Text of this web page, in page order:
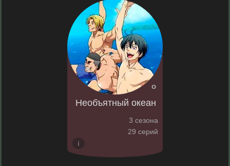
Необъятный океан
3 сезона
29 серий